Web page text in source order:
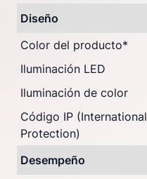
Diseño
Color del producto*
Iluminación LED
Iluminación de color
Código IP (International
Protection)
Desempeño